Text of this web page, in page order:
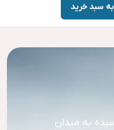
سبد خرید
به میدان